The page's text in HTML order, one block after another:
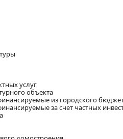
услуг
объекта
из городского
за счет частных